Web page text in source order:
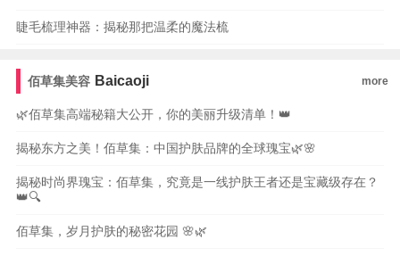
睫毛梳理神器：揭秘那把温柔的魔法梳
佰草集美容 Baicaoji more
🌿佰草集高端秘籍大公开，你的美丽升级清单！👑
揭秘东方之美！佰草集：中国护肤品牌的全球瑰宝🌿🌸
揭秘时尚界瑰宝：佰草集，究竟是一线护肤王者还是宝藏级存在？
👑🔍
佰草集，岁月护肤的秘密花园 🌸🌿